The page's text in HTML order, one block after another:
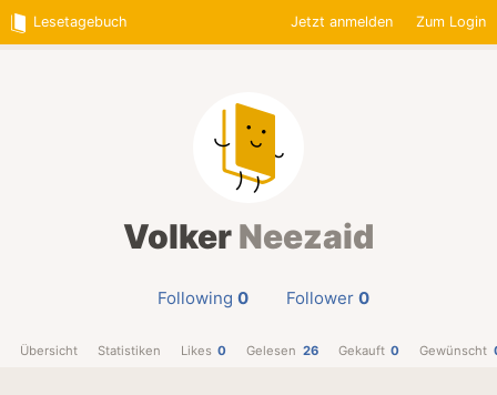
Lesetagebuch Jetzt anmelden Zum Login
VolkerNeezaid
Following 0 Follower 0
Übersicht Statistiken Likes 0 Gelesen 26 Gekauft 0 Gewünscht